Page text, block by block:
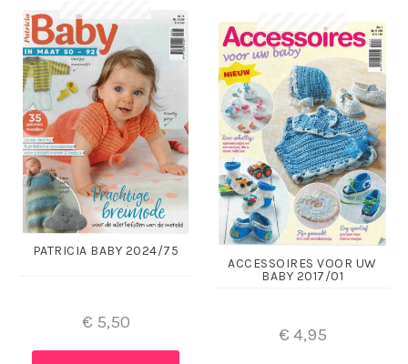
PATRICIA BABY 2024/75
€ 5,50
ACCESSOIRES VOOR UW
BABY 2017/01
€ 4,95